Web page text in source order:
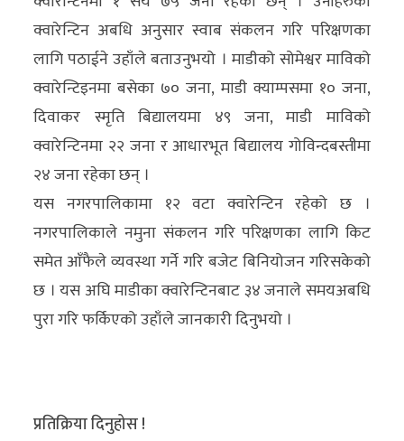
राशिफल
फोटो
ग्यालरी
भिडियो
क्वारेन्टिन अबधि अनुसार स्वाब संकलन गरि परिक्षणका
लागि पठाईने उहाँले बताउनुभयो । माडीको सोमेश्वर माविको
क्वारेन्टिइनमा बसेका ७० जना, माडी क्याम्पसमा १० जना,
दिवाकर स्मृति बिद्यालयमा ४९ जना, माडी माविको
क्वारेन्टिनमा २२ जना र आधारभूत बिद्यालय गोविन्दबस्तीमा
२४ जना रहेका छन् ।
यस नगरपालिकामा १२ वटा क्वारेन्टिन रहेको छ ।
नगरपालिकाले नमुना संकलन गरि परिक्षणका लागि किट
समेत आँफैले व्यवस्था गर्ने गरि बजेट बिनियोजन गरिसकेको
छ । यस अघि माडीका क्वारेन्टिनबाट ३४ जनाले समयअबधि
पुरा गरि फर्किएको उहाँले जानकारी दिनुभयो ।
प्रतिक्रिया दिनुहोस !